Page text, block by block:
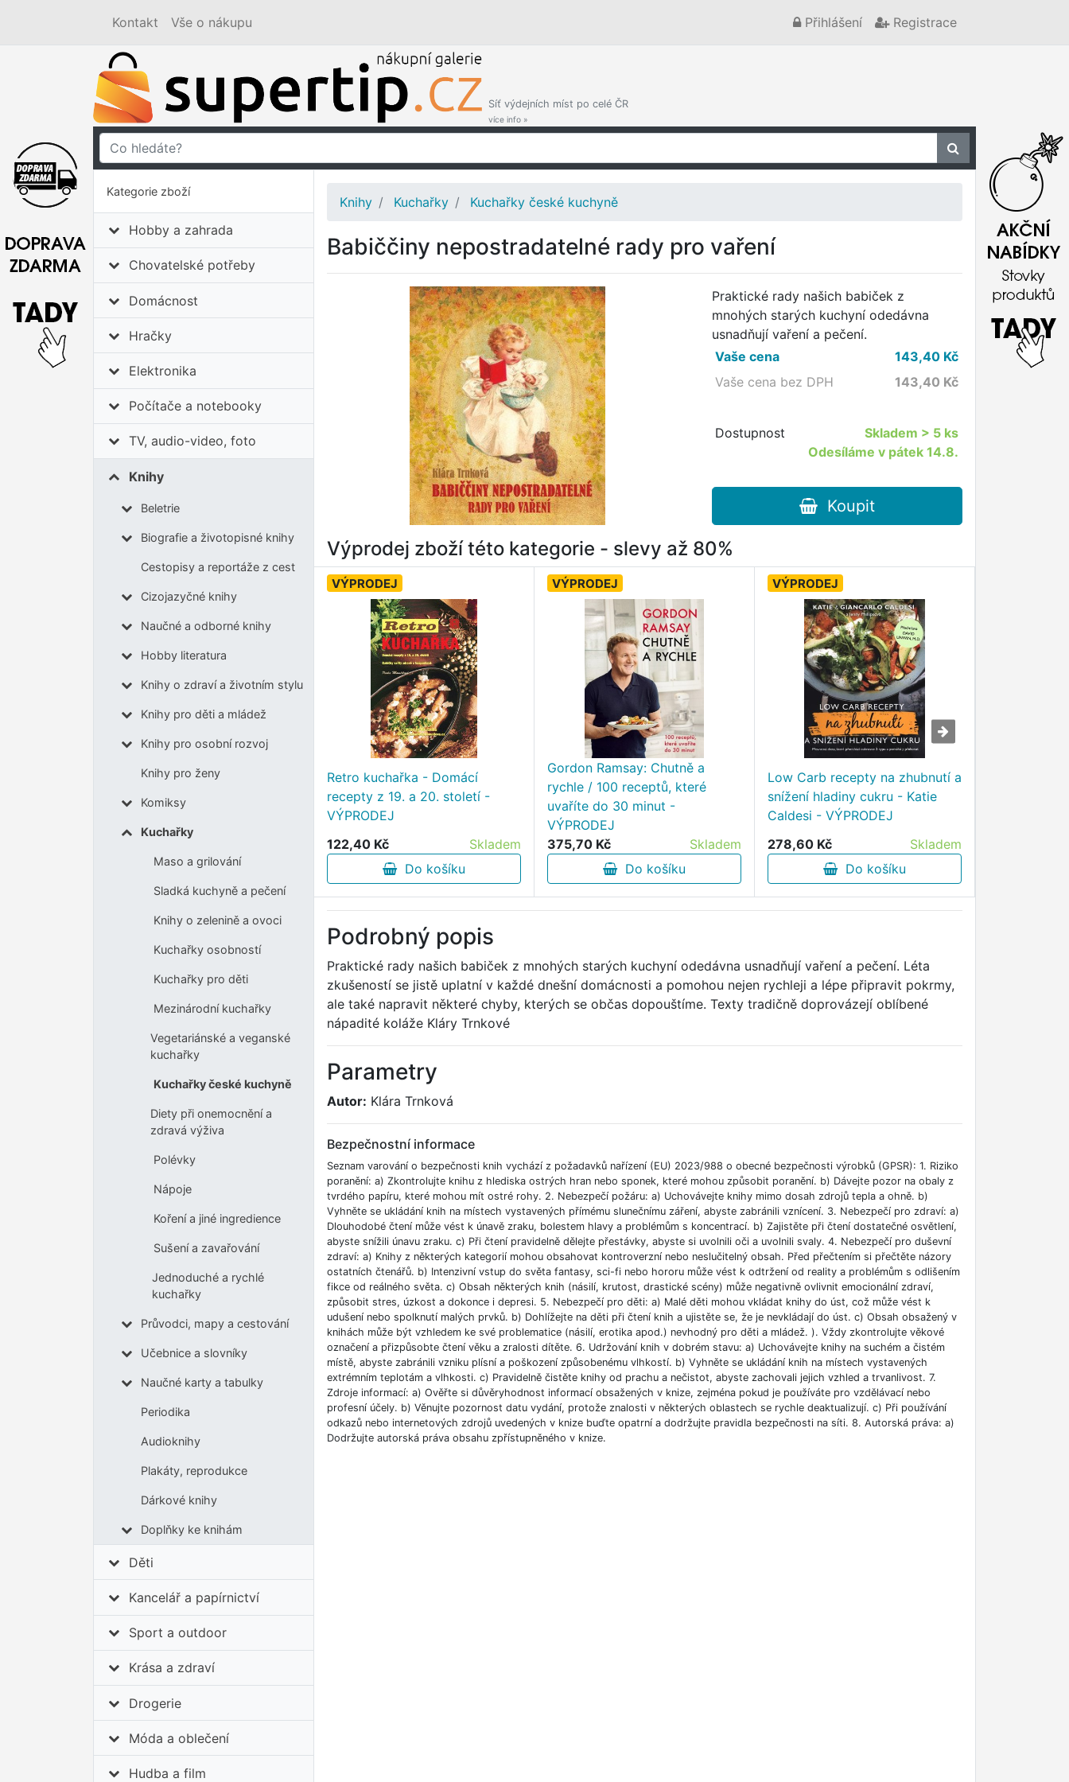
Kontakt Vše o nákupu Přihlášení Registrace
Síť výdejních míst po celé ČR
více info »
Kategorie zboží
Hobby a zahrada
Chovatelské potřeby
Domácnost
Hračky
Elektronika
Počítače a notebooky
TV, audio-video, foto
Knihy
Beletrie
Biografie a životopisné knihy
Cestopisy a reportáže z cest
Cizojazyčné knihy
Naučné a odborné knihy
Hobby literatura
Knihy o zdraví a životním stylu
Knihy pro děti a mládež
Knihy pro osobní rozvoj
Knihy pro ženy
Komiksy
Kuchařky
Maso a grilování
Sladká kuchyně a pečení
Knihy o zelenině a ovoci
Kuchařky osobností
Kuchařky pro děti
Mezinárodní kuchařky
Vegetariánské a veganské
kuchařky
Kuchařky české kuchyně
Diety při onemocnění a
zdravá výživa
Polévky
Nápoje
Koření a jiné ingredience
Sušení a zavařování
Jednoduché a rychlé
kuchařky
Průvodci, mapy a cestování
Učebnice a slovníky
Naučné karty a tabulky
Periodika
Audioknihy
Plakáty, reprodukce
Dárkové knihy
Doplňky ke knihám
Děti
Kancelář a papírnictví
Sport a outdoor
Krása a zdraví
Drogerie
Móda a oblečení
Hudba a film
Knihy Kuchařky Kuchařky české kuchyně
Babiččiny nepostradatelné rady pro vaření
Praktické rady našich babiček z
mnohých starých kuchyní odedávna
usnadňují vaření a pečení.
Vaše cena
143,40Kč
Vaše cena bez DPH
143,40 Kč
Dostupnost Skladem > 5 ks
Odesíláme v pátek 14.8.
Koupit
Výprodej zboží této kategorie - slevy až 80%
VÝPRODEJ
Retro kuchařka - Domácí
recepty z 19. a 20. století -
VÝPRODEJ
122,40 Kč
Skladem
Do košíku
VÝPRODEJ
Gordon Ramsay: Chutně a
rychle / 100 receptů, které
uvaříte do 30 minut -
VÝPRODEJ
375,70 Kč
Skladem
Do košíku
VÝPRODEJ
Low Carb recepty na zhubnutí a
snížení hladiny cukru - Katie
Caldesi - VÝPRODEJ
278,60 Kč
Skladem
Do košíku
Podrobný popis
Praktické rady našich babiček z mnohých starých kuchyní odedávna usnadňují vaření a pečení. Léta
zkušeností se jistě uplatní v každé dnešní domácnosti a pomohou nejen rychleji a lépe připravit pokrmy,
ale také napravit některé chyby, kterých se občas dopouštíme. Texty tradičně doprovázejí oblíbené
nápadité koláže Kláry Trnkové
Parametry
Autor: Klára Trnková
Bezpečnostní informace
Seznam varování o bezpečnosti knih vychází z požadavků nařízení (EU) 2023/988 o obecné bezpečnosti výrobků (GPSR): 1. Riziko
poranění: a) Zkontrolujte knihu z hlediska ostrých hran nebo sponek, které mohou způsobit poranění. b) Dávejte pozor na obaly z
tvrdého papíru, které mohou mít ostré rohy. 2. Nebezpečí požáru: a) Uchovávejte knihy mimo dosah zdrojů tepla a ohně. b)
Vyhněte se ukládání knih na místech vystavených přímému slunečnímu záření, abyste zabránili vznícení. 3. Nebezpečí pro zdraví: a)
Dlouhodobé čtení může vést k únavě zraku, bolestem hlavy a problémům s koncentrací. b) Zajistěte při čtení dostatečné osvětlení,
abyste snížili únavu zraku. c) Při čtení pravidelně dělejte přestávky, abyste si uvolnili oči a uvolnili svaly. 4. Nebezpečí pro duševní
zdraví: a) Knihy z některých kategorií mohou obsahovat kontroverzní nebo neslučitelný obsah. Před přečtením si přečtěte názory
ostatních čtenářů. b) Intenzivní vstup do světa fantasy, sci-fi nebo hororu může vést k odtržení od reality a problémům s odlišením
fikce od reálného světa. c) Obsah některých knih (násilí, krutost, drastické scény) může negativně ovlivnit emocionální zdraví,
způsobit stres, úzkost a dokonce i depresi. 5. Nebezpečí pro děti: a) Malé děti mohou vkládat knihy do úst, což může vést k
udušení nebo spolknutí malých prvků. b) Dohlížejte na děti při čtení knih a ujistěte se, že je nevkládají do úst. c) Obsah obsažený v
knihách může být vzhledem ke své problematice (násilí, erotika apod.) nevhodný pro děti a mládež. ). Vždy zkontrolujte věkové
označení a přizpůsobte čtení věku a zralosti dítěte. 6. Udržování knih v dobrém stavu: a) Uchovávejte knihy na suchém a čistém
místě, abyste zabránili vzniku plísní a poškození způsobenému vlhkostí. b) Vyhněte se ukládání knih na místech vystavených
extrémním teplotám a vlhkosti. c) Pravidelně čistěte knihy od prachu a nečistot, abyste zachovali jejich vzhled a trvanlivost. 7.
Zdroje informací: a) Ověřte si důvěryhodnost informací obsažených v knize, zejména pokud je používáte pro vzdělávací nebo
profesní účely. b) Věnujte pozornost datu vydání, protože znalosti v některých oblastech se rychle deaktualizují. c) Při používání
odkazů nebo internetových zdrojů uvedených v knize buďte opatrní a dodržujte pravidla bezpečnosti na síti. 8. Autorská práva: a)
Dodržujte autorská práva obsahu zpřístupněného v knize.